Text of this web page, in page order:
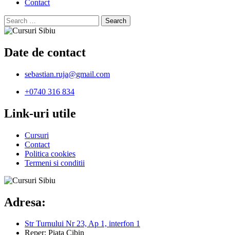
Contact
Search
for:
Date de contact
sebastian.ruja@gmail.com
+0740 316 834
Link-uri utile
Cursuri
Contact
Politica cookies
Termeni si conditii
Adresa:
Str Turnului Nr 23, Ap 1, interfon 1
Reper: Piața Cibin